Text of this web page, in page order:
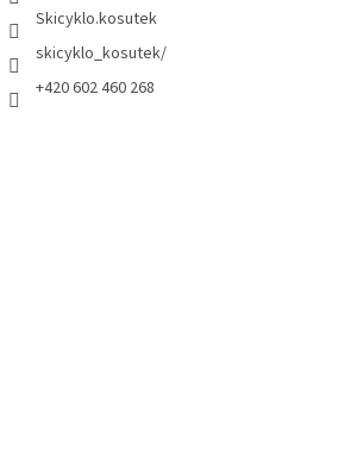
Skicyklo.kosutek
skicyklo_kosutek/
+420 602 460 268